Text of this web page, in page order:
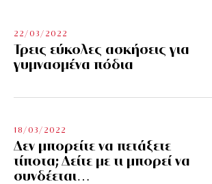
22/03/2022
Τρεις εύκολες ασκήσεις για
γυμνασμένα πόδια
18/03/2022
Δεν μπορείτε να πετάξετε
τίποτα; Δείτε με τι μπορεί να
συνδέεται…